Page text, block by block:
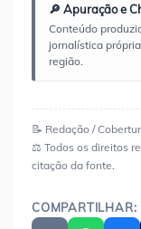
🔎 Apuração e
Conteúdo
jornalística
região.
📝 Redação /
⚖️ Todos os direitos
citação da fonte.
COMPARTILHAR: